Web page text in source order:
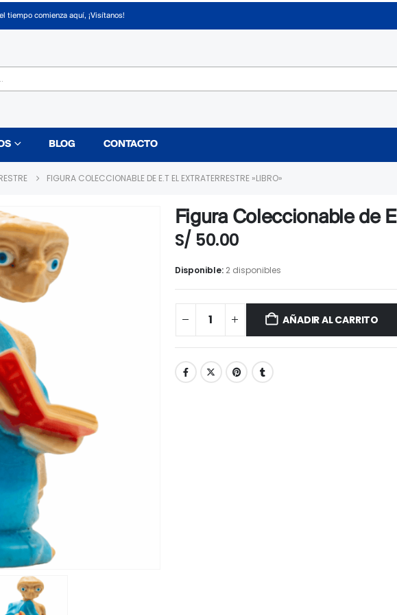
tiempo comienza aquí, ¡Visítanos!
BLOG CONTACTO
FIGURA COLECCIONABLE DE E.T EL EXTRATERRESTRE »LIBRO»
Figura Coleccionable de
S/ 50.00
Disponible: 2 disponibles
AÑADIR AL CARRITO